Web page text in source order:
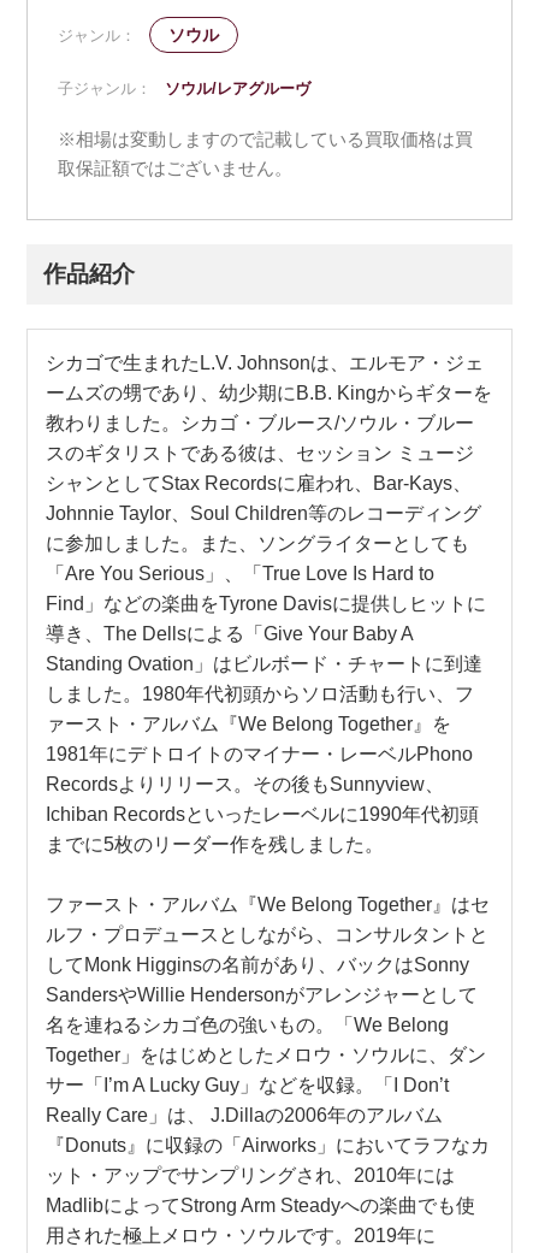
ジャンル： ソウル
子ジャンル： ソウル/レアグルーヴ
※相場は変動しますので記載している買取価格は買
取保証額ではございません。
作品紹介
シカゴで生まれたL.V. Johnsonは、エルモア・ジェ
ームズの甥であり、幼少期にB.B. Kingからギターを
教わりました。シカゴ・ブルース/ソウル・ブルー
スのギタリストである彼は、セッション ミュージ
シャンとしてStax Recordsに雇われ、Bar-Kays、
Johnnie Taylor、Soul Children等のレコーディング
に参加しました。また、ソングライターとしても
「Are You Serious」、「True Love Is Hard to
Find」などの楽曲をTyrone Davisに提供しヒットに
導き、The Dellsによる「Give Your Baby A
Standing Ovation」はビルボード・チャートに到達
しました。1980年代初頭からソロ活動も行い、フ
ァースト・アルバム『We Belong Together』を
1981年にデトロイトのマイナー・レーベルPhono
Recordsよりリリース。その後もSunnyview、
Ichiban Recordsといったレーベルに1990年代初頭
までに5枚のリーダー作を残しました。
ファースト・アルバム『We Belong Together』はセ
ルフ・プロデュースとしながら、コンサルタントと
してMonk Higginsの名前があり、バックはSonny
SandersやWillie Hendersonがアレンジャーとして
名を連ねるシカゴ色の強いもの。「We Belong
Together」をはじめとしたメロウ・ソウルに、ダン
サー「I’m A Lucky Guy」などを収録。「I Don’t
Really Care」は、 J.Dillaの2006年のアルバム
『Donuts』に収録の「Airworks」においてラフなカ
ット・アップでサンプリングされ、2010年には
MadlibによってStrong Arm Steadyへの楽曲でも使
用された極上メロウ・ソウルです。2019年に